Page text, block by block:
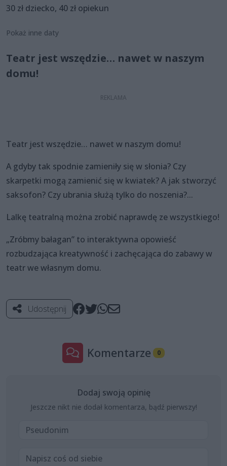
30 zł dziecko, 40 zł opiekun
Pokaż inne daty
Teatr jest wszędzie… nawet w naszym
domu!
Teatr jest wszędzie… nawet w naszym domu!
A gdyby tak spodnie zamieniły się w słonia? Czy
skarpetki mogą zamienić się w kwiatek? A jak stworzyć
saksofon? Czy ubrania służą tylko do noszenia?...
Lalkę teatralną można zrobić naprawdę ze wszystkiego!
„Zróbmy bałagan” to interaktywna opowieść
rozbudzająca kreatywność i zachęcająca do zabawy w
teatr we własnym domu.
Udostępnij
Komentarze 0
Dodaj swoją opinię
Jeszcze nikt nie dodał komentarza, bądź pierwszy!